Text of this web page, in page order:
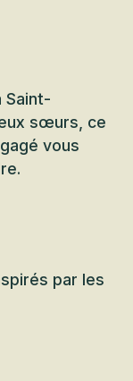
Saint-
sœurs, ce
vous
par les